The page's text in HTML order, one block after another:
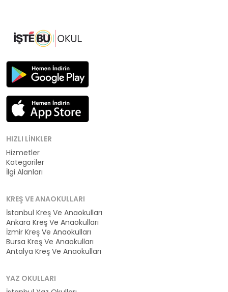
HIZLI LINKLER
Hizmetler
Kategoriler
İlgi Alanları
KREŞ VE ANAOKULLARI
İstanbul Kreş Ve Anaokulları
Ankara Kreş Ve Anaokulları
İzmir Kreş Ve Anaokulları
Bursa Kreş Ve Anaokulları
Antalya Kreş Ve Anaokulları
YAZ OKULLARI